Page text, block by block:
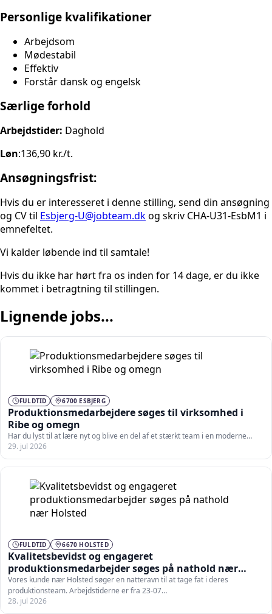
Personlige kvalifikationer
Arbejdsom
Mødestabil
Effektiv
Forstår dansk og engelsk
Særlige forhold
Arbejdstider: Daghold
Løn:136,90 kr./t.
Ansøgningsfrist:
Hvis du er interesseret i denne stilling, send din ansøgning
og CV til Esbjerg-U@jobteam.dkog skriv CHA-U31-EsbM1 i
emnefeltet.
Vi kalder løbende ind til samtale!
Hvis du ikke har hørt fra os inden for 14 dage, er du ikke
kommet i betragtning til stillingen.
Lignende jobs...
FULDTID 6700 ESBJERG
Produktionsmedarbejdere søges til virksomhed i
Ribe og omegn
Har du lyst til at lære nyt og blive en del af et stærkt team i en moderne…
29. jul 2026
FULDTID 6670 HOLSTED
Kvalitetsbevidst og engageret
produktionsmedarbejder søges på nathold nær
Holsted
Vores kunde nær Holsted søger en natteravn til at tage fat i deres
produktionsteam. Arbejdstiderne er fra 23-07…
28. jul 2026